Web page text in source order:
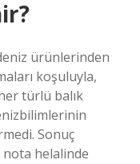
ürünlerinden
koşuluyla,
türlü balık
Sonuç
helalinde